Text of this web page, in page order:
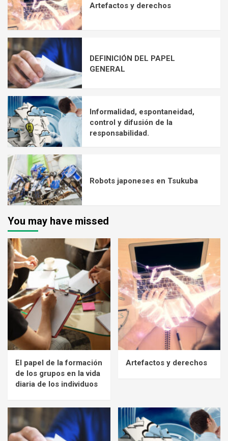
Artefactos y derechos
DEFINICIÓN DEL PAPEL
GENERAL
Informalidad, espontaneidad,
control y difusión de la
responsabilidad.
Robots japoneses en Tsukuba
You may have missed
El papel de la formación
de los grupos en la vida
diaria de los individuos
Artefactos y derechos